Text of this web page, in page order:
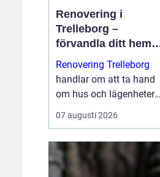
Renovering i
Trelleborg –
förvandla ditt hem
med kvalitet
Renovering Trelleborg
handlar om att ta hand
om hus och lägenheter
på ett sätt som både
stärker vardagen och
bostaden. I en stad me...
07 augusti 2026